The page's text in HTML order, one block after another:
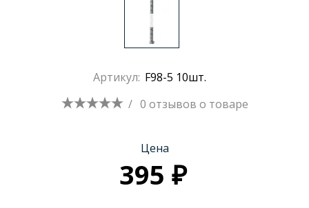
Душевые поддоны
Трапы для душевых
Артикул: F98-5 10шт.
/ 0 отзывов о товаре
Цена
395 ₽